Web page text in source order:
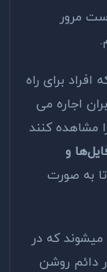
مرور
افراد برای راه
اجاره می
مشاهده کنند
و
تا به صورت
می­شوند که در
دائم روشن